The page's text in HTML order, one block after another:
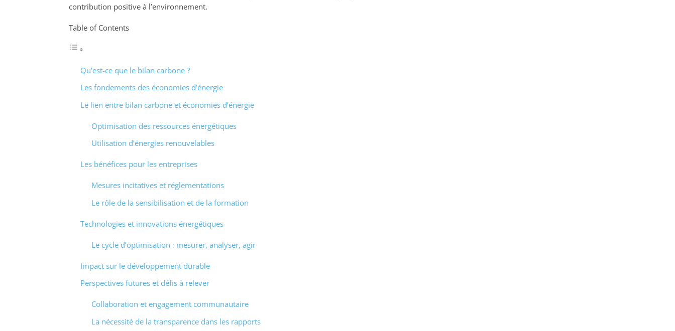
contribution positive à l’environnement.
Table of Contents
Qu’est-ce que le bilan carbone ?
Les fondements des économies d’énergie
Le lien entre bilan carbone et économies d’énergie
Optimisation des ressources énergétiques
Utilisation d’énergies renouvelables
Les bénéfices pour les entreprises
Mesures incitatives et réglementations
Le rôle de la sensibilisation et de la formation
Technologies et innovations énergétiques
Le cycle d’optimisation : mesurer, analyser, agir
Impact sur le développement durable
Perspectives futures et défis à relever
Collaboration et engagement communautaire
La nécessité de la transparence dans les rapports